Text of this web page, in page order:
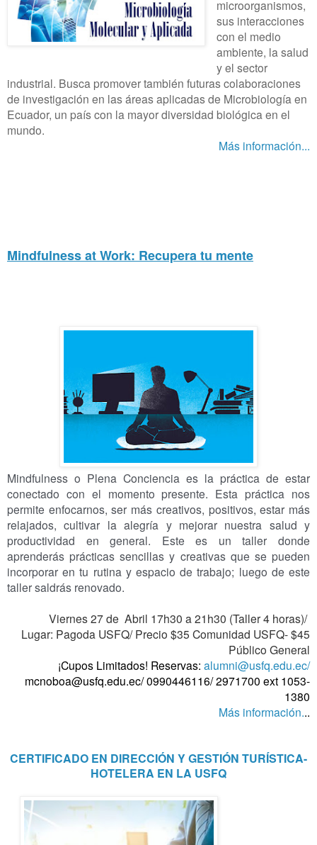
microorganismos,
sus interacciones
con el medio
ambiente, la salud
y el sector
industrial. Busca promover también futuras colaboraciones
de investigación en las áreas aplicadas de Microbiología en
Ecuador, un país con la mayor diversidad biológica en el
mundo.
Más información...
Mindfulness at Work: Recupera tu mente
Mindfulness o Plena Conciencia es la práctica de estar
conectado con el momento presente. Esta práctica nos
permite enfocarnos, ser más creativos, positivos, estar más
relajados, cultivar la alegría y mejorar nuestra salud y
productividad en general. Este es un taller donde
aprenderás prácticas sencillas y creativas que se pueden
incorporar en tu rutina y espacio de trabajo; luego de este
taller saldrás renovado.
Viernes 27 de Abril 17h30 a 21h30 (Taller 4 horas)/
Lugar: Pagoda USFQ/Precio $35 Comunidad USFQ- $45
Público General
¡Cupos Limitados! Reservas: alumni@usfq.edu.ec/
mcnoboa@usfq.edu.ec/0990446116/ 2971700 ext 1053-
1380
Más información...
CERTIFICADO EN DIRECCIÓN Y GESTIÓN TURÍSTICA-
HOTELERA EN LA USFQ